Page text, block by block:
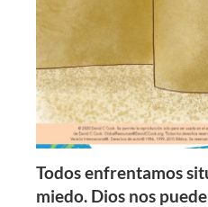
Todos enfrentamos
miedo. Dios nos